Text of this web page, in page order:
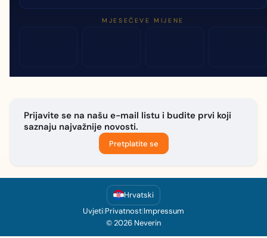
MJESEČEVE MIJENE
Prijavite se na našu e-mail listu i budite prvi koji
saznaju najvažnije novosti.
Pretplatite se
Hrvatski
Uvjeti|Privatnost|Impressum
© 2026 Neverin